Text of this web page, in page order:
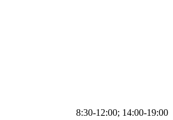
8:30-12:00; 14:00-19:00